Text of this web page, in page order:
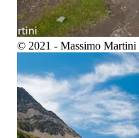
© 2021 - Massimo Martini